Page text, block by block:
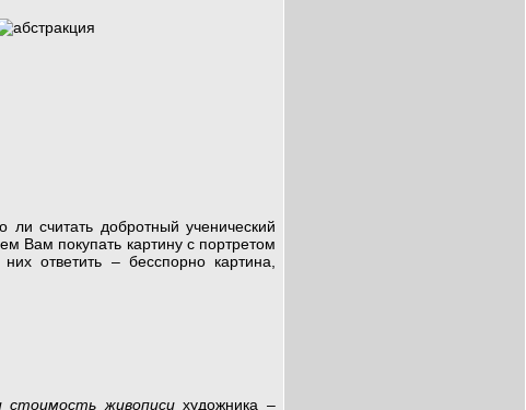
считать добротный ученический
Вам покупать картину с портретом
ответить – бесспорно картина,
стоимость живописихудожника –